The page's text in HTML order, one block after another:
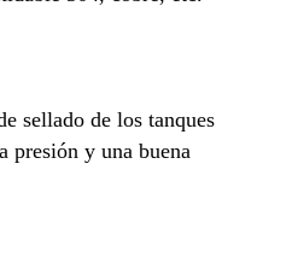
sellado de los tanques
presión y una buena